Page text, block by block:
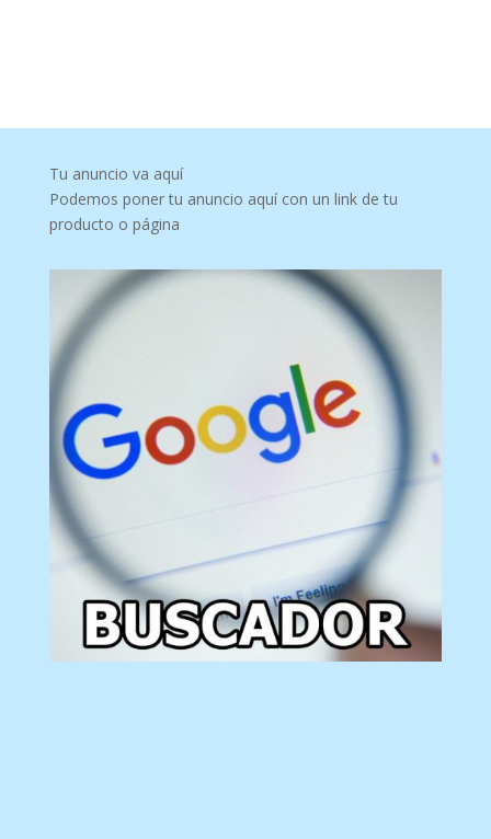
Tu anuncio va aquí
Podemos poner tu anuncio aquí con un link de tu
producto o página